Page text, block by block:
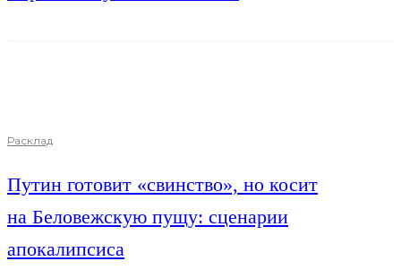
Расклад
Путин готовит «свинство», но косит
на Беловежскую пущу: сценарии
апокалипсиса